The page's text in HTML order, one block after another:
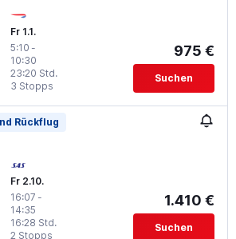
Fr 1.1.
5:10 -
10:30
3 Stopps
23:20 Std.
975 €
Suchen
Rückflug
Fr 2.10.
16:07 -
14:35
2 Stopps
16:28 Std.
1.410 €
Suchen